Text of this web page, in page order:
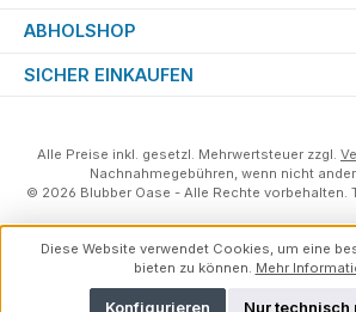
ABHOLSHOP
SICHER EINKAUFEN
Alle Preise inkl. gesetzl. Mehrwertsteuer zzgl.
Nachnahmegebühren, wenn nicht
© 2026 Blubber Oase - Alle Rechte vorbehalten.
Diese Website verwendet Cookies, um eine
bieten zu können. Mehr
Nur
Konfigurieren